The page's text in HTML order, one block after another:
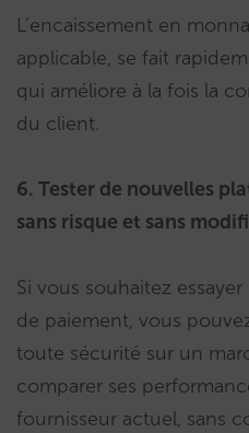
L’encaissement en
applicable, se fait
qui améliore à la fois la
du client.
6. Tester de nouvelles
sans risque et sans
Si vous souhaitez
de paiement, vous
toute sécurité sur un
comparer ses
fournisseur actuel, sans